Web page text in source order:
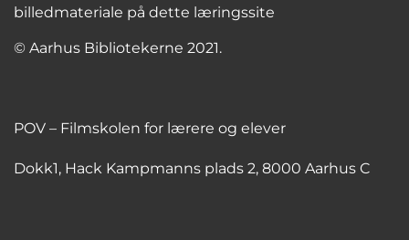
billedmateriale på dette læringssite
© Aarhus Bibliotekerne 2021.
POV – Filmskolen for lærere og elever
Dokk1, Hack Kampmanns plads 2, 8000 Aarhus C